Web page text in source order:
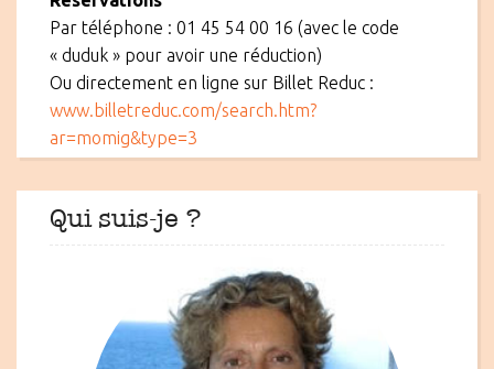
Par téléphone : 01 45 54 00 16 (avec le code
« duduk » pour avoir une réduction)
Ou directement en ligne sur Billet Reduc :
www.billetreduc.com/search.htm?
ar=momig&type=3
Qui suis-je ?